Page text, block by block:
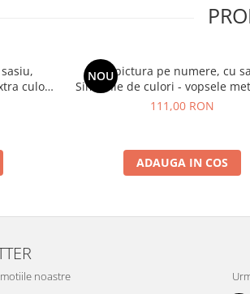
culori
NOU
Set pictura pe numere, cu
Simfonie de culori - vopsele
40x50 cm
111,00 RON
ADAUGA IN COS
noastre